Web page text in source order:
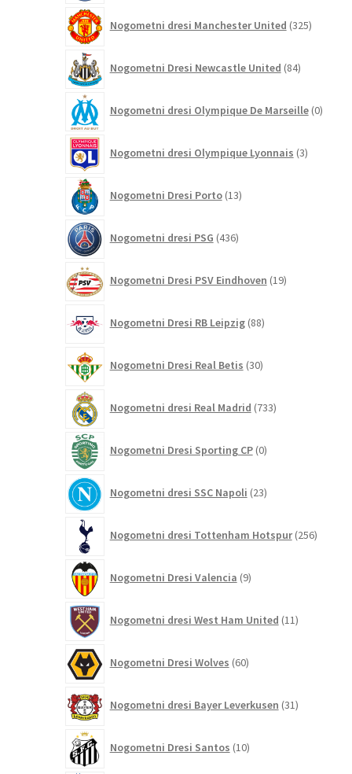
Nogometni dresi Manchester United 325izdelkov
Nogometni Dresi Newcastle United 84izdelkov
Nogometni dresi Olympique De Marseille 0
Nogometni dresi Olympique Lyonnais 3izdelki
Nogometni Dresi Porto 13izdelkov
Nogometni dresi PSG 436izdelkov
Nogometni Dresi PSV Eindhoven 19izdelkov
Nogometni Dresi RB Leipzig 88izdelkov
Nogometni Dresi Real Betis 30izdelkov
Nogometni dresi Real Madrid 733izdelkov
Nogometni Dresi Sporting CP 0izdelkov
Nogometni dresi SSC Napoli 23izdelkov
Nogometni dresi Tottenham Hotspur 256
Nogometni Dresi Valencia 9izdelkov
Nogometni dresi West Ham United 11izdelkov
Nogometni Dresi Wolves 60izdelkov
Nogometni dresi Bayer Leverkusen 31izdelkov
Nogometni Dresi Santos 10izdelkov